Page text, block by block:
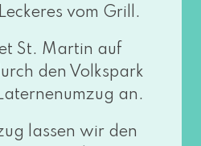
vom Grill.
St. Martin auf
den Volkspark
an.
las­sen wir den